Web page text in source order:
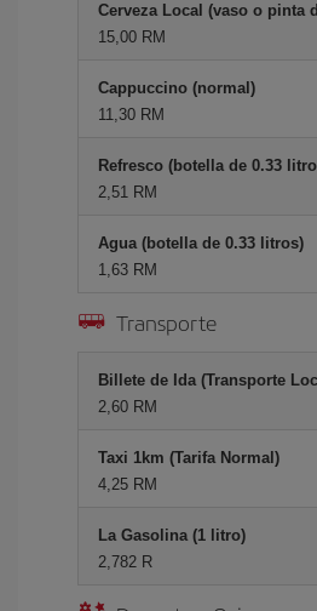
Cerveza Local (vaso o pinta
15,00 RM
Cappuccino (normal)
11,30 RM
Refresco (botella de 0.33
2,51 RM
Agua (botella de 0.33 litros)
1,63 RM
Transporte
Billete de Ida (Transporte
2,60 RM
Taxi 1km (Tarifa Normal)
4,25 RM
La Gasolina (1 litro)
2,782 R